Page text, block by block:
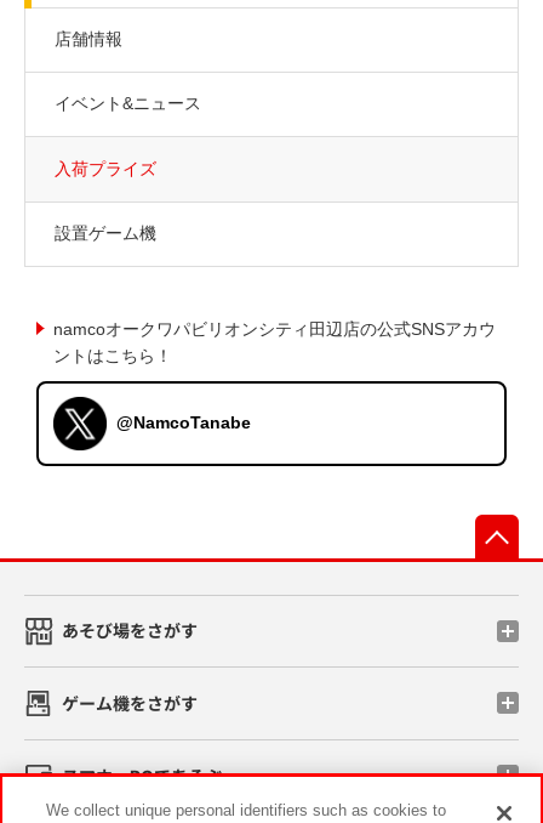
店舗情報
イベント&ニュース
入荷プライズ
設置ゲーム機
namcoオークワパビリオンシティ田辺店の公式SNSアカウ
ントはこちら！
@NamcoTanabe
あそび場をさがす
ゲーム機をさがす
スマホ・PCであそぶ
We collect unique personal identifiers such as cookies to